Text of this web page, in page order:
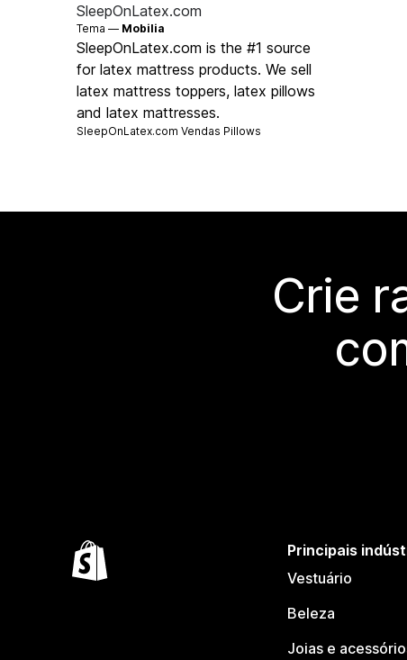
SleepOnLatex.com
Tema — Mobilia
SleepOnLatex.com is the #1 source
for latex mattress products. We sell
latex mattress toppers, latex pillows
and latex mattresses.
SleepOnLatex.com Vendas Pillows
Crie
Principais
Vestuário
Beleza
Joias e